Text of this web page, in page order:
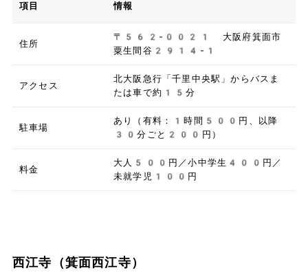
項目 情報
住所
〒562-0021 大阪府箕面市
粟生間谷2914-1
アクセス
北大阪急行「千里中央駅」からバスま
たは車で約15分
駐車場
あり（有料：1時間500円、以降
30分ごと200円）
料金
大人500円／小中学生400円／
未就学児100円
西江寺（箕面西江寺）